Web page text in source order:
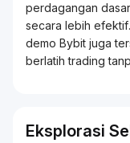
perdagangan
secara lebih
demo Bybit juga
berlatihtrading
Eksplorasi